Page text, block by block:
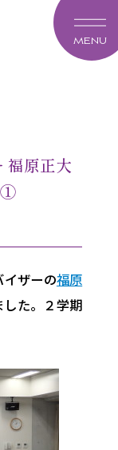
MENU
福原正大
①
ザーの福原
た。２学期